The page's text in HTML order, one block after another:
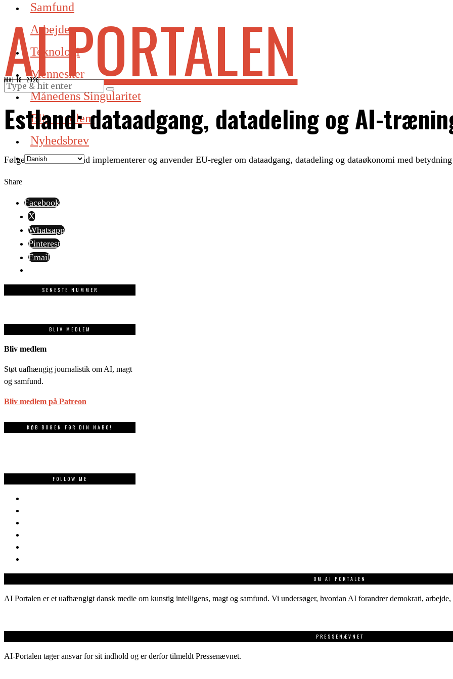
Samfund
Arbejde
Teknologi
Mennesker
Månedens Singularitet
Bliv medlem
Nyhedsbrev
AI PORTALEN
MAJ 18, 2026
Estland: dataadgang, datadeling og AI-
Følger hvordan Estland implementerer og anvender EU-regler om dataadgang, datadeling og dataøkonomi med
Share
Facebook
X
Whatsapp
Pinterest
Email
SENESTE NUMMER
BLIV MEDLEM
Bliv medlem
Støt uafhængig journalistik om AI, magt
og samfund.
Bliv medlem på Patreon
KØB BOGEN FØR DIN NABO!
FOLLOW ME
OM AI PORTALEN
AI Portalen er et uafhængigt dansk medie om kunstig intelligens, magt og samfund. Vi undersøger, hvordan AI forandrer demokrati,
PRESSENÆVNET
AI-Portalen tager ansvar for sit indhold og er derfor tilmeldt Pressenævnet.